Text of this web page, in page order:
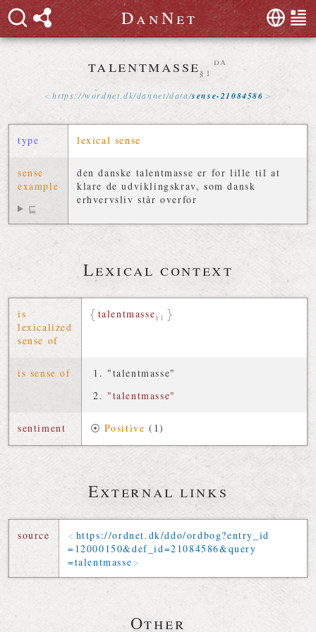
DanNet
talentmasse§1
da
https://wordnet .dk/dannet/data/sense-21084586
type lexical sense
sense
example
⊑
den danske talentmasse er for lille til at
klare de udviklingskrav, som dansk
erhvervsliv står overfor
Lexical context
is
lexicalized
sense of
talentmasse§1
is sense of
"talentmasse"
"talentmasse"
sentiment ⦿ Positive (1)
External links
source https://ordnet.dk/ddo/ordbog?entry_id
=12000150&def_id=21084586&query
=talentmasse
Other